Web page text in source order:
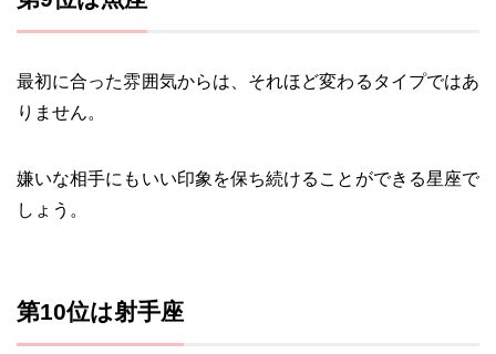
最初に合った雰囲気からは、それほど変わるタイプではあ
りません。
嫌いな相手にもいい印象を保ち続けることができる星座で
しょう。
第10位は射手座